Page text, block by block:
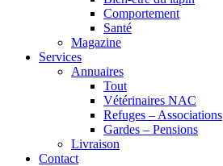
Comportement
Santé
Magazine
Services
Annuaires
Tout
Vétérinaires NAC
Refuges – Associations
Gardes – Pensions
Livraison
Contact